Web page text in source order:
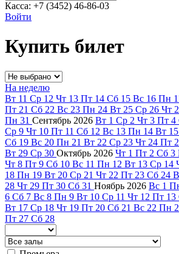
Касса: +7 (3452) 46-86-03
Войти
Купить билет
На неделю
Вт 11 Ср 12 Чт 13 Пт 14 Сб 15 Вс 16 Пн
Пт 21 Сб 22 Вс 23 Пн 24 Вт 25 Ср 26 Чт
Пн 31 Сентябрь 2026 Вт 1 Ср 2 Чт 3 Пт 4
Ср 9 Чт 10 Пт 11 Сб 12 Вс 13 Пн 14 Вт 15
Сб 19 Вс 20 Пн 21 Вт 22 Ср 23 Чт 24 Пт
Вт 29 Ср 30 Октябрь 2026 Чт 1 Пт 2 Сб 3
Чт 8 Пт 9 Сб 10 Вс 11 Пн 12 Вт 13 Ср 14
18 Пн 19 Вт 20 Ср 21 Чт 22 Пт 23 Сб 24
28 Чт 29 Пт 30 Сб 31 Ноябрь 2026 Вс 1
6 Сб 7 Вс 8 Пн 9 Вт 10 Ср 11 Чт 12 Пт 13
Вт 17 Ср 18 Чт 19 Пт 20 Сб 21 Вс 22 Пн
Пт 27 Сб 28